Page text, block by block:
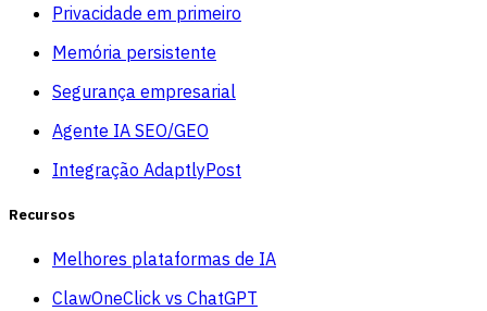
Privacidade em primeiro
Memória persistente
Segurança empresarial
Agente IA SEO/GEO
Integração AdaptlyPost
Recursos
Melhores plataformas de IA
ClawOneClick vs ChatGPT